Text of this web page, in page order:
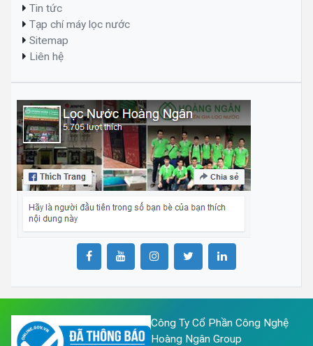
Tin tức
Tạp chí máy lọc nước
Sitemap
Liên hệ
Công Ty Cổ Phần Công Nghệ
Hoàng Ngân Group